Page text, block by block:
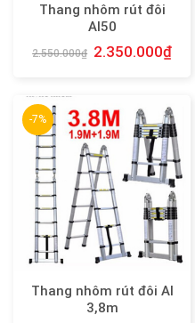
Thang nhôm rút đôi
AI50
2.550.000₫ 2.350.000₫
-7%
Thang nhôm rút đôi AI
3,8m